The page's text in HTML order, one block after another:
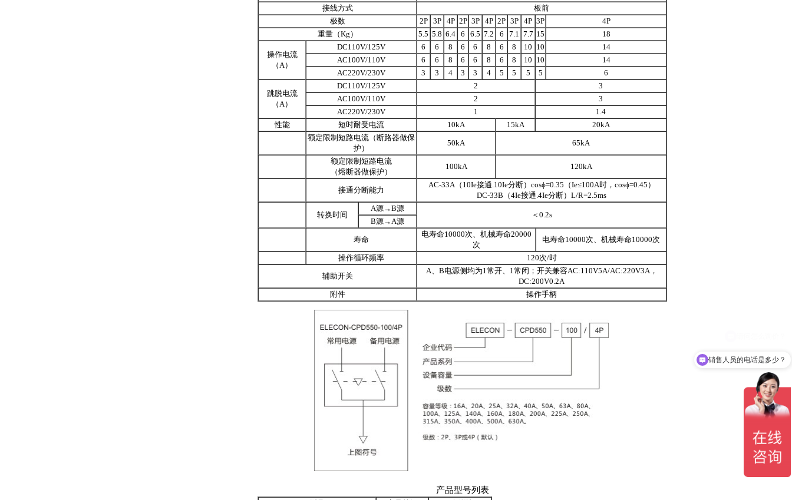
接线方式
板前
极数
2P 3P 4P 2P 3P 4P 2P 3P 4P 3P
4P
重量（Kg）
5.5 5.8 6.4 6 6.5 7.2 6 7.1 7.7 15 18
操作电流
（A）
DC110V/125V 6 6 8 6 6 8 6 8 10 10
14
AC100V/110V
6 6 8 6 6 8 6 8 10 10
14
AC220V/230V
3 3 4 3 3 4 5 5 5 5 6
跳脱电流
（A）
DC110V/125V 2
3
AC100V/110V
2
3
AC220V/230V
1
1.4
性能
短时耐受电流 10kA 15kA
20kA
额定限制短路电流（断路器做保
护）
50kA 65kA
额定限制短路电流
（熔断器做保护）
100kA 120kA
接通分断能力
AC-33A（10Ie接通.10Ie分断）cosϕ=0.35（Ie≤100A时，cosϕ=0.45）
DC-33B（4Ie接通.4Ie分断）L/R=2.5ms
转换时间
A源→B源
＜0.2s
B源→A源
寿命
电寿命10000次、机械寿命20000
次
电寿命10000次、机械寿命10000次
操作循环频率 120次/时
辅助开关
A、B电源侧均为1常开、1常闭；开关兼容AC:110V5A/AC:220V3A，
DC:200V0.2A
附件
操作手柄
产品型号列表
销售人员的电话是多少？